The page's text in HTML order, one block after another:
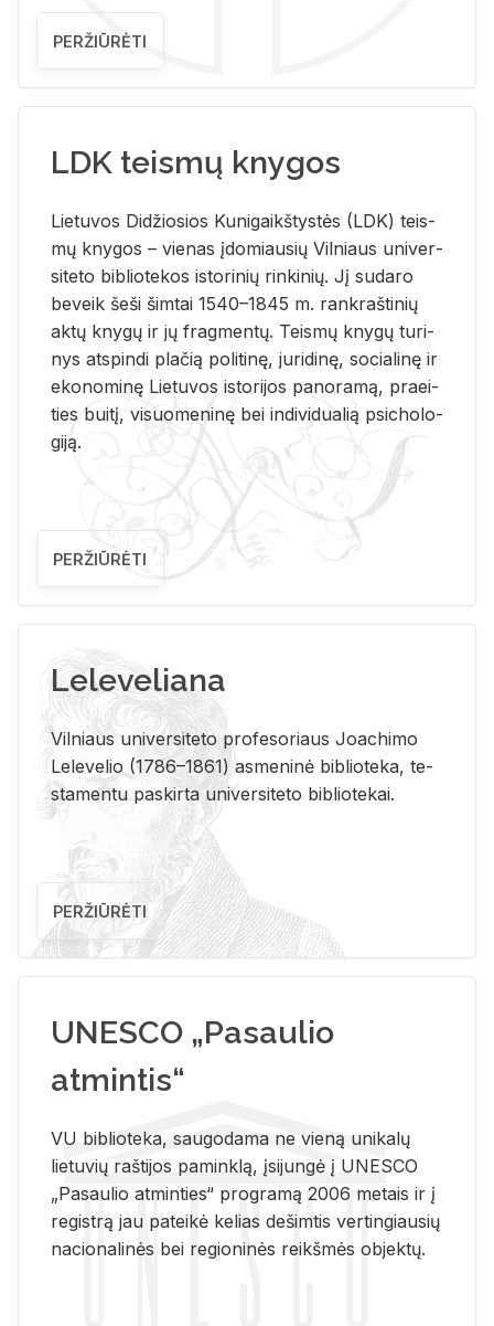
PERŽIŪRĖTI
LDK teismų knygos
Lie­tu­vos Di­džio­sios Ku­ni­gaikš­tys­tės (LDK) teis­
mų kny­gos – vie­nas įdo­miau­sių Vil­niaus uni­ver­
si­te­to bi­b­lio­te­kos is­to­ri­nių rin­ki­nių. Jį su­da­ro
be­veik šeši šim­tai 1540–1845 m. rank­raš­ti­nių
aktų kny­gų ir jų frag­men­tų. Teis­mų kny­gų tu­ri­
nys at­spin­di pla­čią po­li­ti­nę, ju­ri­di­nę, so­cia­li­nę ir
eko­no­mi­nę Lie­tu­vos is­to­ri­jos pa­no­ra­mą, pra­ei­
ties bui­tį, vi­suo­me­ni­nę bei in­di­vi­dua­lią psi­cho­lo­
gi­ją.
PERŽIŪRĖTI
Leleveliana
Vil­niaus uni­ver­si­te­to pro­fe­so­riaus Jo­a­chi­mo
Le­le­ve­lio (1786–1861) as­me­ni­nė bi­b­lio­te­ka, te­
sta­men­tu pa­skir­ta uni­ver­si­te­to bi­b­lio­te­kai.
PERŽIŪRĖTI
UNESCO „Pasaulio
atmintis“
VU biblioteka, saugodama ne vieną unikalų
lietuvių raštijos paminklą, įsijungė į UNESCO
„Pasaulio atminties“ programą 2006 metais ir į
registrą jau pateikė kelias dešimtis vertingiausių
nacionalinės bei regioninės reikšmės objektų.